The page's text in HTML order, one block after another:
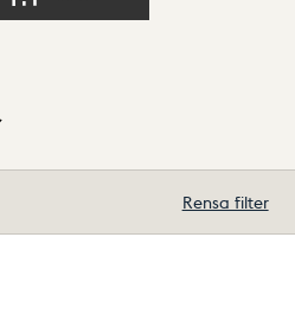
Rensa filter